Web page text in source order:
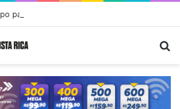
para Costa Rica nesta quinta-feira (6)